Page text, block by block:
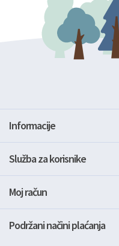
Informacije
Služba za korisnike
Moj račun
Podržani načini plaćanja